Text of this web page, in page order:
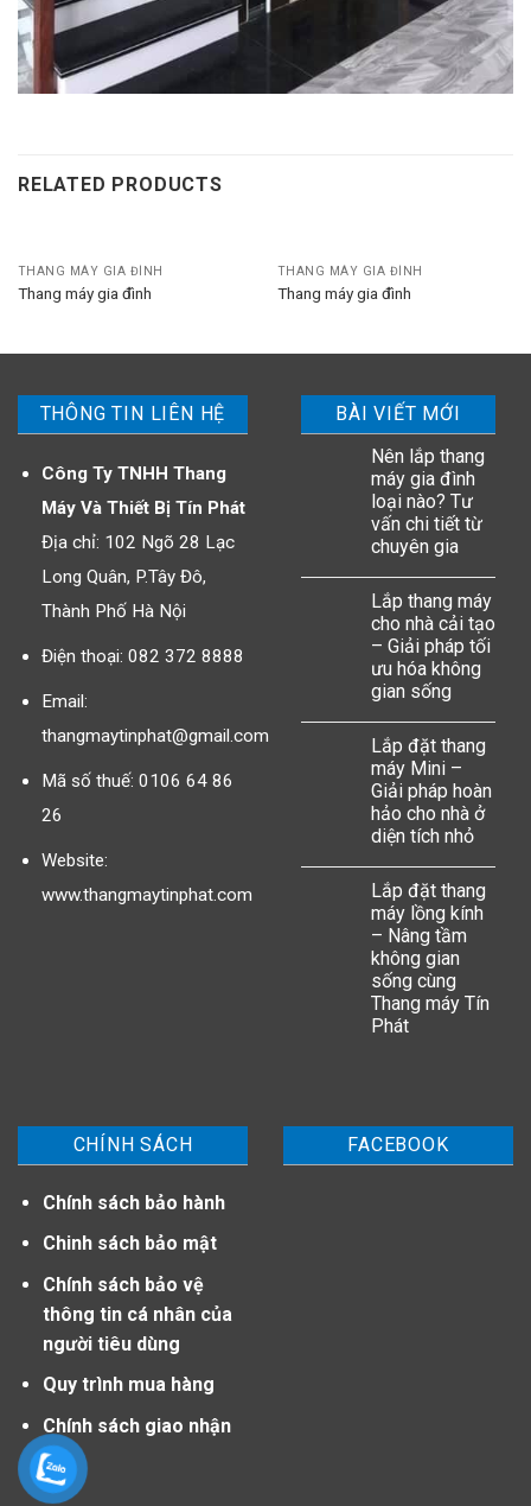
RELATED PRODUCTS
THANG MÁY GIA ĐÌNH
Thang máy gia đình
THANG MÁY GIA ĐÌNH
Thang máy gia đình
THÔNG TIN LIÊN HỆ
Công Ty TNHH Thang
Máy Và Thiết Bị Tín Phát
Địa chỉ: 102 Ngõ 28 Lạc
Long Quân, P.Tây Đô,
Thành Phố Hà Nội
Điện thoại: 082 372 8888
Email:
thangmaytinphat@gmail.com
Mã số thuế: 0106 64 86
26
Website:
www.thangmaytinphat.com
BÀI VIẾT MỚI
Nên lắp thang
máy gia đình
loại nào? Tư
vấn chi tiết từ
chuyên gia
Lắp thang máy
cho nhà cải tạo
– Giải pháp tối
ưu hóa không
gian sống
Lắp đặt thang
máy Mini –
Giải pháp hoàn
hảo cho nhà ở
diện tích nhỏ
Lắp đặt thang
máy lồng kính
– Nâng tầm
không gian
sống cùng
Thang máy Tín
Phát
CHÍNH SÁCH
Chính sách bảo hành
Chinh sách bảo mật
Chính sách bảo vệ
thông tin cá nhân của
người tiêu dùng
Quy trình mua hàng
Chính sách giao nhận
FACEBOOK